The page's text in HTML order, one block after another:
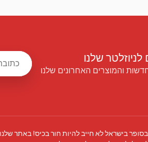
שלנו
והמוצרים האחרונים שלנו
בישראל לא חייב להיות חור בכיס! באתר